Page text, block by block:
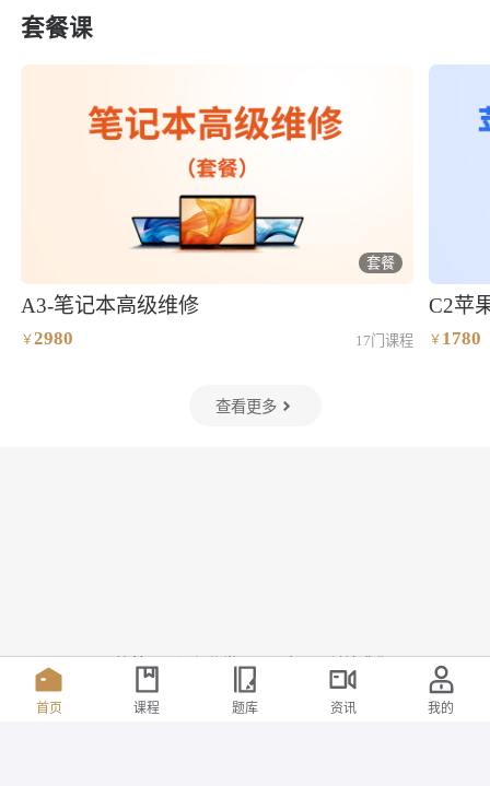
套餐课
套餐
A3-笔记本高级维修
￥2980 17门课程
C2苹
￥ 1780
查看更多
网校首页 课程分类 个人中心
迅维提供技术支持
首页 课程 题库 资讯 我的